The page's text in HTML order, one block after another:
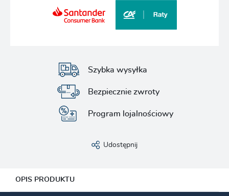
Szybka wysyłka
Bezpiecznie zwroty
Program lojalnościowy
Udostępnij
OPIS PRODUKTU